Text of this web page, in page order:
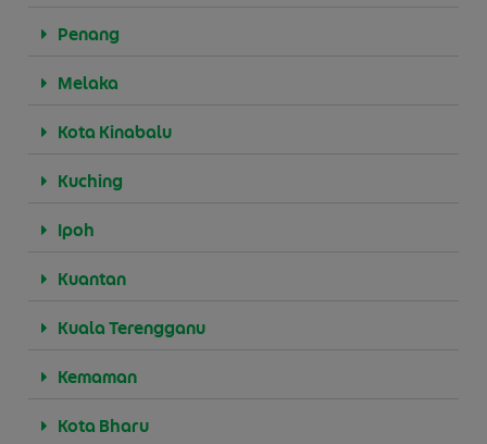
Penang
Melaka
Kota Kinabalu
Kuching
Ipoh
Kuantan
Kuala Terengganu
Kemaman
Kota Bharu